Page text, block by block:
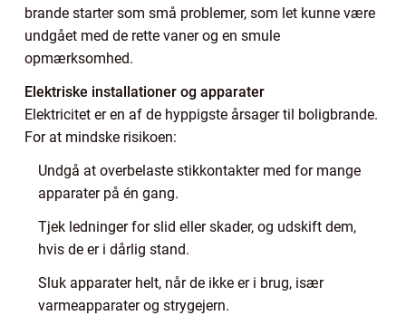
brande starter som små problemer, som let kunne være
undgået med de rette vaner og en smule
opmærksomhed.
Elektriske installationer og apparater
Elektricitet er en af de hyppigste årsager til boligbrande.
For at mindske risikoen:
Undgå at overbelaste stikkontakter med for mange
apparater på én gang.
Tjek ledninger for slid eller skader, og udskift dem,
hvis de er i dårlig stand.
Sluk apparater helt, når de ikke er i brug, især
varmeapparater og strygejern.